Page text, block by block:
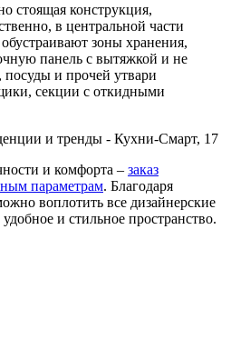
стоящая конструкция,
в центральной части
зоны хранения,
панель с вытяжкой и не
и прочей утвари
секции с откидными
и комфорта – заказ
параметрам. Благодаря
воплотить все дизайнерские
и стильное пространство.